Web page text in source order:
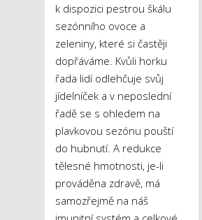
k dispozici pestrou škálu
sezónního ovoce a
zeleniny, které si častěji
dopřáváme. Kvůli horku
řada lidí odlehčuje svůj
jídelníček a v neposlední
řadě se s ohledem na
plavkovou sezónu pouští
do hubnutí. A redukce
tělesné hmotnosti, je-li
prováděna zdravě, má
samozřejmě na náš